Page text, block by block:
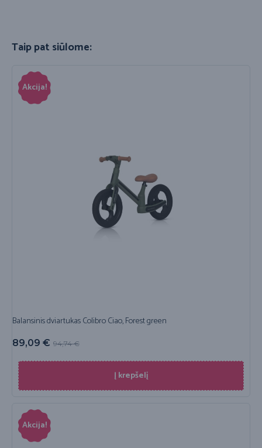
Taip pat siūlome:
Akcija!
Balansinis dviartukas Colibro Ciao, Forest green
94,74€
89,09 €
Į krepšelį
Akcija!